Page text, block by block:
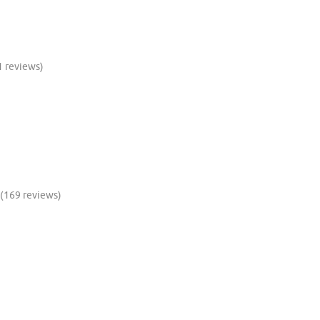
reviews)
(169 reviews)